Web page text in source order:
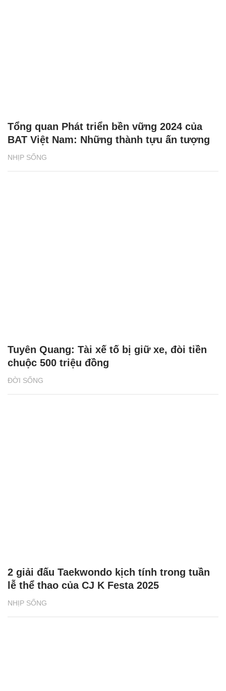
NHỊP SỐNG
Tổng quan Phát triển bền vững 2024 của
BAT Việt Nam: Những thành tựu ấn tượng
ĐỜI SỐNG
Tuyên Quang: Tài xế tố bị giữ xe, đòi tiền
chuộc 500 triệu đồng
NHỊP SỐNG
2 giải đấu Taekwondo kịch tính trong tuần
lễ thể thao của CJ K Festa 2025